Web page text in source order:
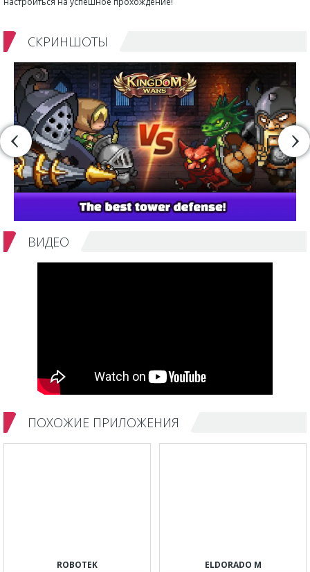
СКРИНШОТЫ
ВИДЕО
ПОХОЖИЕ ПРИЛОЖЕНИЯ
ROBOTEK ELDORADO M